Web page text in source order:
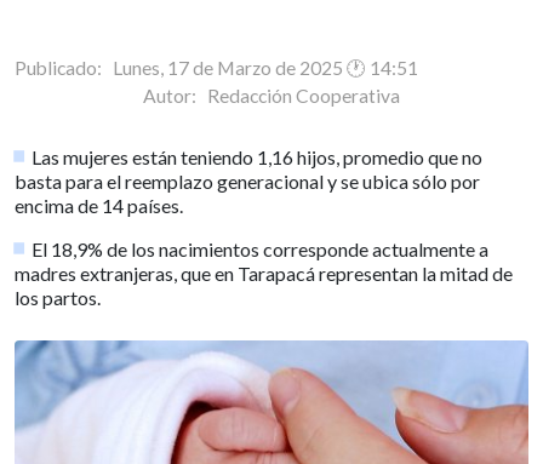
Publicado: Lunes, 17 de Marzo de 2025 🕐 14:51
Autor: Redacción Cooperativa
Las mujeres están teniendo 1,16 hijos, promedio que no
basta para el reemplazo generacional y se ubica sólo por
encima de 14 países.
El 18,9% de los nacimientos corresponde actualmente a
madres extranjeras, que en Tarapacá representan la mitad de
los partos.